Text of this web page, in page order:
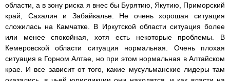
области, а в зону риска я внес бы Бурятию, Якутию, Приморский
край, Сахалин и Забайкалье. Не очень хорошая ситуация
сложилась на Камчатке. В Иркутской области ситуация более
или менее спокойная, хотя есть некоторые проблемы. В
Кемеровской области ситуация нормальная. Очень плохая
ситуация в Горном Алтае, но при этом нормальная в Алтайском
крае. И все зависит от того, какие мусульманские лидеры там